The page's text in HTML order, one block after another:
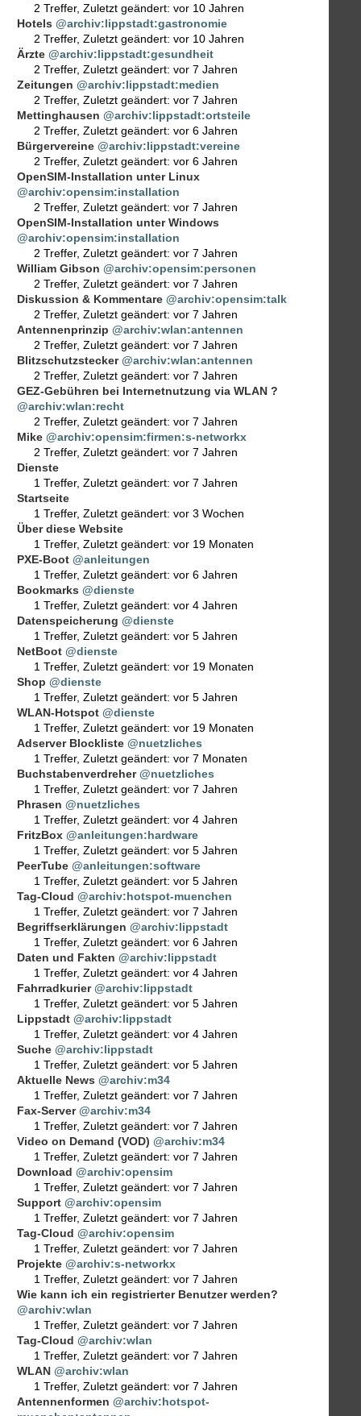
2 Treffer, Zuletzt geändert: vor 10 Jahren
Hotels @archiv:lippstadt:gastronomie
2 Treffer, Zuletzt geändert: vor 10 Jahren
Ärzte @archiv:lippstadt:gesundheit
2 Treffer, Zuletzt geändert: vor 7 Jahren
Zeitungen @archiv:lippstadt:medien
2 Treffer, Zuletzt geändert: vor 7 Jahren
Mettinghausen @archiv:lippstadt:ortsteile
2 Treffer, Zuletzt geändert: vor 6 Jahren
Bürgervereine @archiv:lippstadt:vereine
2 Treffer, Zuletzt geändert: vor 6 Jahren
OpenSIM-Installation unter Linux
@archiv:opensim:installation
2 Treffer, Zuletzt geändert: vor 7 Jahren
OpenSIM-Installation unter Windows
@archiv:opensim:installation
2 Treffer, Zuletzt geändert: vor 7 Jahren
William Gibson @archiv:opensim:personen
2 Treffer, Zuletzt geändert: vor 7 Jahren
Diskussion & Kommentare @archiv:opensim:talk
2 Treffer, Zuletzt geändert: vor 7 Jahren
Antennenprinzip @archiv:wlan:antennen
2 Treffer, Zuletzt geändert: vor 7 Jahren
Blitzschutzstecker @archiv:wlan:antennen
2 Treffer, Zuletzt geändert: vor 7 Jahren
GEZ-Gebühren bei Internetnutzung via WLAN ?
@archiv:wlan:recht
2 Treffer, Zuletzt geändert: vor 7 Jahren
Mike @archiv:opensim:firmen:s-networkx
2 Treffer, Zuletzt geändert: vor 7 Jahren
Dienste
1 Treffer, Zuletzt geändert: vor 7 Jahren
Startseite
1 Treffer, Zuletzt geändert: vor 3 Wochen
Über diese Website
1 Treffer, Zuletzt geändert: vor 19 Monaten
PXE-Boot @anleitungen
1 Treffer, Zuletzt geändert: vor 6 Jahren
Bookmarks @dienste
1 Treffer, Zuletzt geändert: vor 4 Jahren
Datenspeicherung @dienste
1 Treffer, Zuletzt geändert: vor 5 Jahren
NetBoot @dienste
1 Treffer, Zuletzt geändert: vor 19 Monaten
Shop @dienste
1 Treffer, Zuletzt geändert: vor 5 Jahren
WLAN-Hotspot @dienste
1 Treffer, Zuletzt geändert: vor 19 Monaten
Adserver Blockliste @nuetzliches
1 Treffer, Zuletzt geändert: vor 7 Monaten
Buchstabenverdreher @nuetzliches
1 Treffer, Zuletzt geändert: vor 7 Jahren
Phrasen @nuetzliches
1 Treffer, Zuletzt geändert: vor 4 Jahren
FritzBox @anleitungen:hardware
1 Treffer, Zuletzt geändert: vor 5 Jahren
PeerTube @anleitungen:software
1 Treffer, Zuletzt geändert: vor 5 Jahren
Tag-Cloud @archiv:hotspot-muenchen
1 Treffer, Zuletzt geändert: vor 7 Jahren
Begriffserklärungen @archiv:lippstadt
1 Treffer, Zuletzt geändert: vor 6 Jahren
Daten und Fakten @archiv:lippstadt
1 Treffer, Zuletzt geändert: vor 4 Jahren
Fahrradkurier @archiv:lippstadt
1 Treffer, Zuletzt geändert: vor 5 Jahren
Lippstadt @archiv:lippstadt
1 Treffer, Zuletzt geändert: vor 4 Jahren
Suche @archiv:lippstadt
1 Treffer, Zuletzt geändert: vor 5 Jahren
Aktuelle News @archiv:m34
1 Treffer, Zuletzt geändert: vor 7 Jahren
Fax-Server @archiv:m34
1 Treffer, Zuletzt geändert: vor 7 Jahren
Video on Demand (VOD) @archiv:m34
1 Treffer, Zuletzt geändert: vor 7 Jahren
Download @archiv:opensim
1 Treffer, Zuletzt geändert: vor 7 Jahren
Support @archiv:opensim
1 Treffer, Zuletzt geändert: vor 7 Jahren
Tag-Cloud @archiv:opensim
1 Treffer, Zuletzt geändert: vor 7 Jahren
Projekte @archiv:s-networkx
1 Treffer, Zuletzt geändert: vor 7 Jahren
Wie kann ich ein registrierter Benutzer werden?
@archiv:wlan
1 Treffer, Zuletzt geändert: vor 7 Jahren
Tag-Cloud @archiv:wlan
1 Treffer, Zuletzt geändert: vor 7 Jahren
WLAN @archiv:wlan
1 Treffer, Zuletzt geändert: vor 7 Jahren
Antennenformen @archiv:hotspot-